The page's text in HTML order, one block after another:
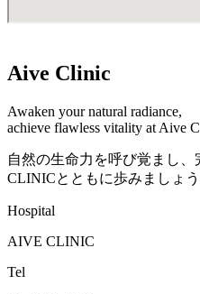
Aive Clinic
Awaken your natural radiance,
achieve flawless vitality at Aive
自然の生命力を呼び覚まし
CLINICとともに歩みましょう
Hospital
AIVE CLINIC
Tel